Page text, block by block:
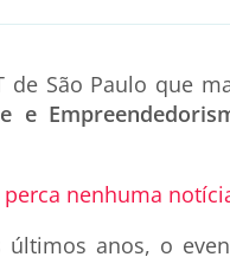
de São Paulo que
e
nenhuma
últimos anos, o